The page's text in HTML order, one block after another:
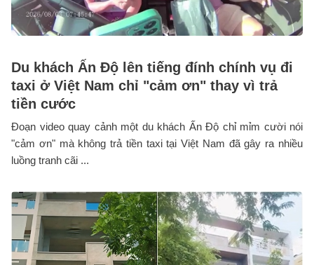
Du khách Ấn Độ lên tiếng đính chính vụ đi
taxi ở Việt Nam chỉ "cảm ơn" thay vì trả
tiền cước
Đoạn video quay cảnh một du khách Ấn Độ chỉ mỉm cười nói
"cảm ơn" mà không trả tiền taxi tại Việt Nam đã gây ra nhiều
luồng tranh cãi ...